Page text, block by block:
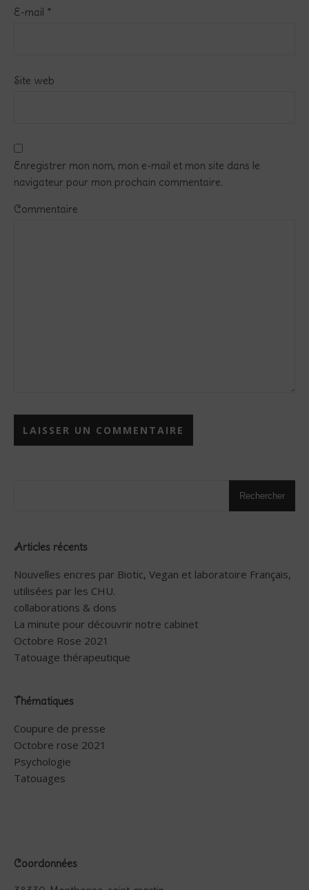
E-mail *
Site web
Enregistrer mon nom, mon e-mail et mon site dans le
navigateur pour mon prochain commentaire.
Commentaire
Rechercher
Articles récents
Nouvelles encres par Biotic, Vegan et laboratoire Français,
utilisées par les CHU.
collaborations & dons
La minute pour découvrir notre cabinet
Octobre Rose 2021
Tatouage thérapeutique
Thématiques
Coupure de presse
Octobre rose 2021
Psychologie
Tatouages
Coordonnées